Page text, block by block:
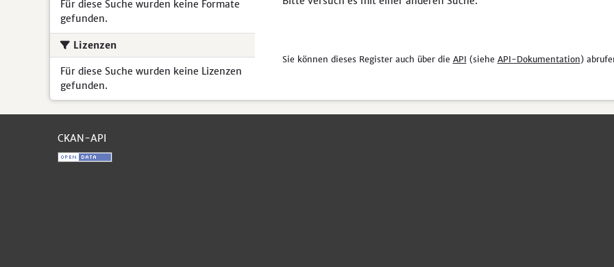
Für diese Suche wurden keine Formate
gefunden.
Lizenzen
Für diese Suche wurden keine Lizenzen
gefunden.
Sie können dieses Register auch über die API (siehe API-Dokumentation)
CKAN-API